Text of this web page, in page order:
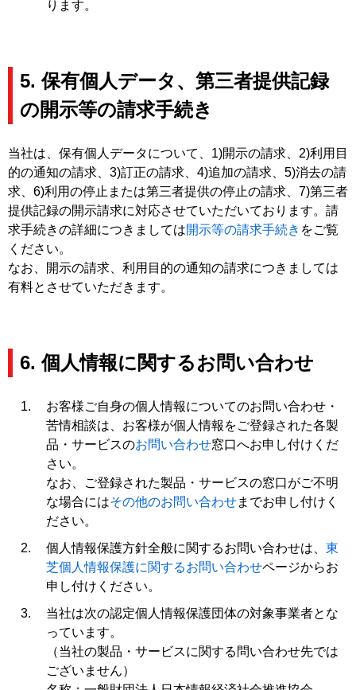
ります。
5. 保有個人データ、第三者提供記録
の開示等の請求手続き
当社は、保有個人データについて、1)開示の請求、2)利用目
的の通知の請求、3)訂正の請求、4)追加の請求、5)消去の請
求、6)利用の停止または第三者提供の停止の請求、7)第三者
提供記録の開示請求に対応させていただいております。請
求手続きの詳細につきましては開示等の請求手続き をご覧
ください。
なお、開示の請求、利用目的の通知の請求につきましては
有料とさせていただきます。
6. 個人情報に関するお問い合わせ
お客様ご自身の個人情報についてのお問い合わせ・
苦情相談は、お客様が個人情報をご登録された各製
品・サービスのお問い合わせ窓口へお申し付けくだ
さい。
なお、ご登録された製品・サービスの窓口がご不明
な場合にはその他のお問い合わせまでお申し付けく
ださい。
個人情報保護方針全般に関するお問い合わせは、 東
芝個人情報保護に関するお問い合わせページからお
申し付けください。
当社は次の認定個人情報保護団体の対象事業者とな
っています。
（当社の製品・サービスに関する問い合わせ先では
ございません）